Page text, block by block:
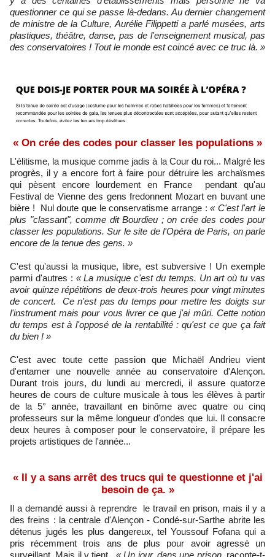
questionner ce qui se passe là-dedans. Au dernier changement
de ministre de la Culture, Aurélie Filippetti a parlé musées, arts
plastiques, théâtre, danse, pas de l'enseignement musical, pas
des conservatoires ! Tout le monde est coincé avec ce truc là. »
« On crée des codes pour classer les populations »
L'élitisme, la musique comme jadis à la Cour du roi... Malgré les
progrès, il y a encore fort à faire pour détruire les archaïsmes
qui pèsent encore lourdement en France pendant qu'au
Festival de Vienne des gens fredonnent Mozart en buvant une
bière ! Nul doute que le conservatisme arrange :« C'est l'art le
plus "classant", comme dit Bourdieu ; on crée des codes pour
classer les populations. Sur le site de l'Opéra de Paris, on parle
encore de la tenue des gens. »
C'est qu'aussi la musique, libre, est subversive ! Un exemple
parmi d'autres : « La musique c'est du temps. Un art où tu vas
avoir quinze répétitions de deux-trois heures pour vingt minutes
de concert. Ce n'est pas du temps pour mettre les doigts sur
l'instrument mais pour vous livrer ce que j'ai mûri. Cette notion
du temps est à l'opposé de la rentabilité : qu'est ce que ça fait
du bien ! »
C'est avec toute cette passion que Michaël Andrieu vient
d'entamer une nouvelle année au conservatoire d'Alençon.
Durant trois jours, du lundi au mercredi, il assure quatorze
heures de cours de culture musicale à tous les élèves à partir
de la 5° année, travaillant en binôme avec quatre ou cinq
professeurs sur la même longueur d'ondes que lui. Il consacre
deux heures à composer pour le conservatoire, il prépare les
projets artistiques de l'année...
« Il y a sans arrêt des trucs qui te questionne et j'ai
besoin de ça. »
Il a demandé aussi à reprendre le travail en prison, mais il y a
des freins : la centrale d'Alençon - Condé-sur-Sarthe abrite les
détenus jugés les plus dangereux, tel Youssouf Fofana qui a
pris récemment trois ans de plus pour avoir agressé un
surveillant. Mais il y tient. « Un jour, dans une prison, raconte-t-